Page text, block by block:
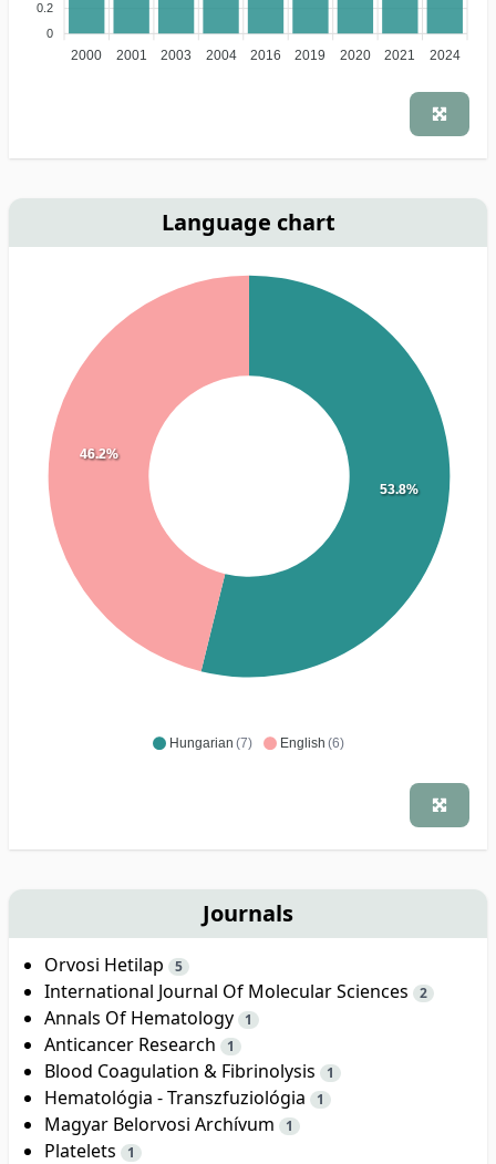
0.2
0
2000 2001 2003 2004 2016 2019 2020 2021 2024
Language chart
Hungarian (7) English (6)
53.8%
46.2%
Journals
Orvosi Hetilap 5
International Journal Of Molecular Sciences 2
Annals Of Hematology 1
Anticancer Research 1
Blood Coagulation & Fibrinolysis 1
Hematológia - Transzfuziológia 1
Magyar Belorvosi Archívum 1
Platelets 1